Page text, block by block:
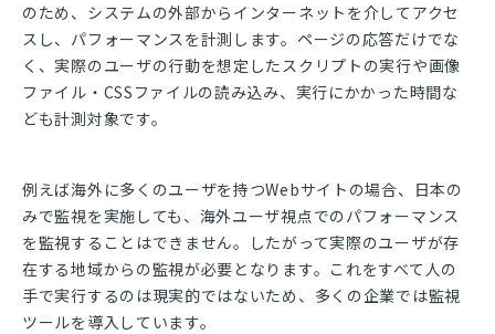
のため、システムの外部からインターネットを介してアクセ
スし、パフォーマンスを計測します。ページの応答だけでな
く、実際のユーザの行動を想定したスクリプトの実行や画像
ファイル・CSSファイルの読み込み、実行にかかった時間な
ども計測対象です。
例えば海外に多くのユーザを持つWebサイトの場合、日本の
みで監視を実施しても、海外ユーザ視点でのパフォーマンス
を監視することはできません。したがって実際のユーザが存
在する地域からの監視が必要となります。これをすべて人の
手で実行するのは現実的ではないため、多くの企業では監視
ツールを導入しています。